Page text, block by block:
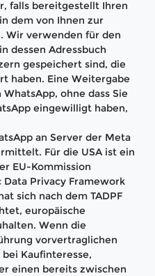
falls bereitgestellt Ihren
dem von Ihnen zur
Wir verwenden für den
dessen Adressbuch
gespeichert sind, die
haben. Eine Weitergabe
ohne dass Sie
eingewilligt haben,
an Server der Meta
Für die USA ist ein
EU-Kommission
Privacy Framework
sich nach dem TADPF
europäische
Wenn die
vorvertraglichen
Kaufinteresse,
einen bereits zwischen